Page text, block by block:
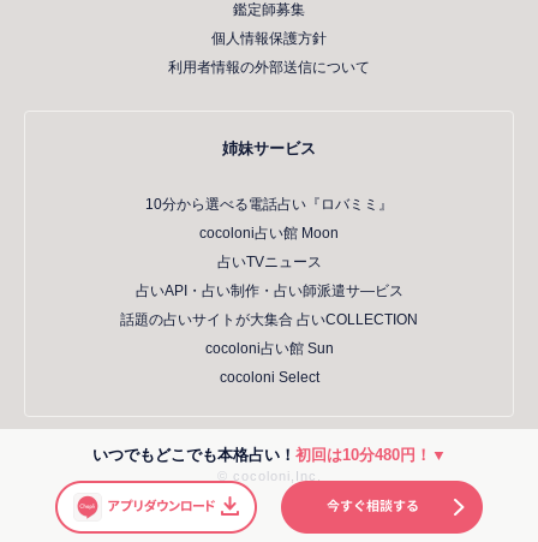
いつでもどこでも本格占い！ 初回は10分480円！▼
鑑定師募集
個人情報保護方針
利用者情報の外部送信について
姉妹サービス
10分から選べる電話占い『ロバミミ』
cocoloni占い館 Moon
占いTVニュース
占いAPI・占い制作・占い師派遣サ―ビス
話題の占いサイトが大集合 占いCOLLECTION
cocoloni占い館 Sun
cocoloni Select
© cocoloni,Inc.